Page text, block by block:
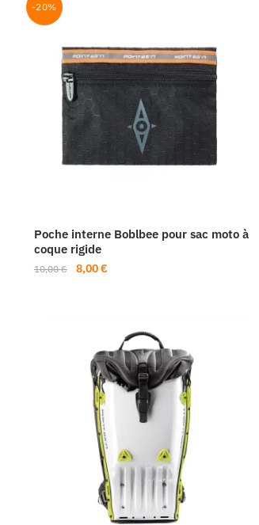
-20%
Poche interne Boblbee pour sac moto à
coque rigide
10,00€
Le
8,00€Le
8,00 €.